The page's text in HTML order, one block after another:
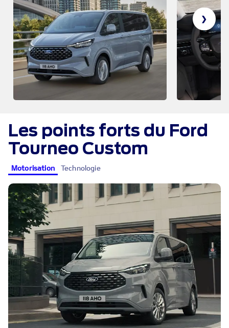
❯
Les points forts du Ford
Tourneo Custom
Motorisation Technologie